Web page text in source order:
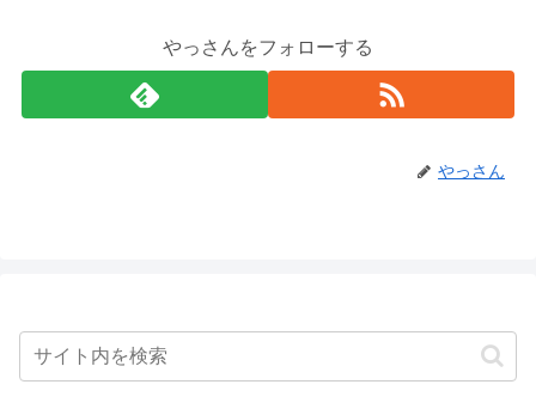
やっさんをフォローする
やっさん